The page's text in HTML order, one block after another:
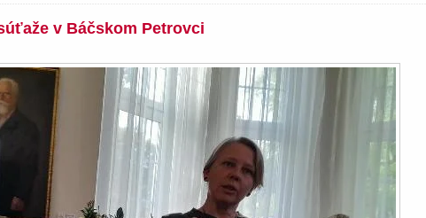
v Báčskom Petrovci